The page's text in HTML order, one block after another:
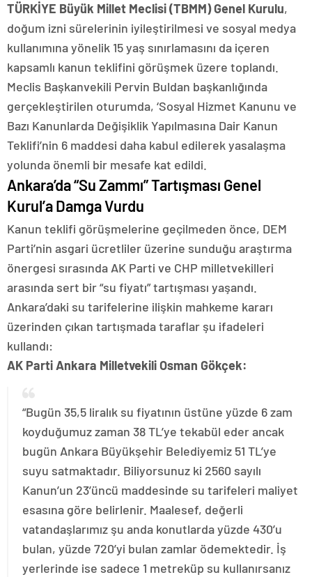
TÜRKİYE Büyük Millet Meclisi (TBMM) Genel Kurulu,
doğum izni sürelerinin iyileştirilmesi ve sosyal medya
kullanımına yönelik 15 yaş sınırlamasını da içeren
kapsamlı kanun teklifini görüşmek üzere toplandı.
Meclis Başkanvekili Pervin Buldan başkanlığında
gerçekleştirilen oturumda, ‘Sosyal Hizmet Kanunu ve
Bazı Kanunlarda Değişiklik Yapılmasına Dair Kanun
Teklifi’nin 6 maddesi daha kabul edilerek yasalaşma
yolunda önemli bir mesafe kat edildi.
Ankara’da “Su Zammı” Tartışması Genel
Kurul’a Damga Vurdu
Kanun teklifi görüşmelerine geçilmeden önce, DEM
Parti’nin asgari ücretliler üzerine sunduğu araştırma
önergesi sırasında AK Parti ve CHP milletvekilleri
arasında sert bir “su fiyatı” tartışması yaşandı.
Ankara’daki su tarifelerine ilişkin mahkeme kararı
üzerinden çıkan tartışmada taraflar şu ifadeleri
kullandı:
AK Parti Ankara Milletvekili Osman Gökçek:
“Bugün 35,5 liralık su fiyatının üstüne yüzde 6 zam
koyduğumuz zaman 38 TL’ye tekabül eder ancak
bugün Ankara Büyükşehir Belediyemiz 51 TL’ye
suyu satmaktadır. Biliyorsunuz ki 2560 sayılı
Kanun’un 23’üncü maddesinde su tarifeleri maliyet
esasına göre belirlenir. Maalesef, değerli
vatandaşlarımız şu anda konutlarda yüzde 430’u
bulan, yüzde 720’yi bulan zamlar ödemektedir. İş
yerlerinde ise sadece 1 metreküp su kullanırsanız